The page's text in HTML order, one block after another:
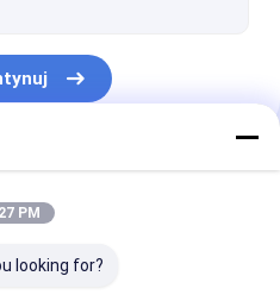
PM
looking for?